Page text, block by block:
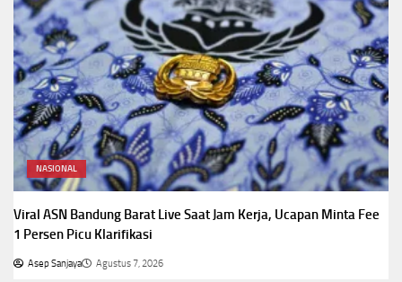
NASIONAL
Viral ASN Bandung Barat Live Saat Jam Kerja, Ucapan Minta Fee
1 Persen Picu Klarifikasi
Asep Sanjaya Agustus 7, 2026